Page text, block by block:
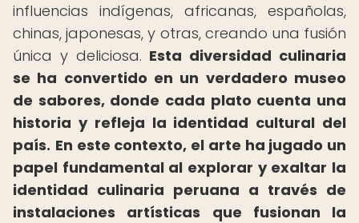
influencias indígenas, africanas, españolas,
chinas, japonesas, y otras, creando una fusión
única y deliciosa. Esta diversidad culinaria
se ha convertido en un verdadero museo
de sabores, donde cada plato cuenta una
historia y refleja la identidad cultural del
país. En este contexto, el arte ha jugado un
papel fundamental al explorar y exaltar la
identidad culinaria peruana a través de
instalaciones artísticas que fusionan la